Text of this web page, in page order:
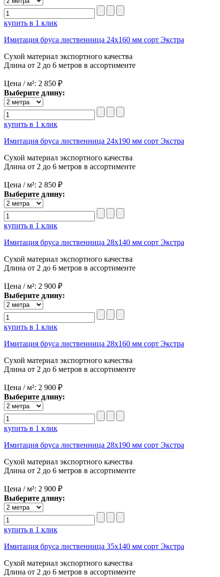
купить в 1 клик
Имитация бруса лиственница 24х160 мм сорт Экстра
Сухой материал экспортного качества
Длина от 2 до 6 метров в ассортименте
Цена / м²: 2 850 ₽
Выберите длину:
купить в 1 клик
Имитация бруса лиственница 24х190 мм сорт Экстра
Сухой материал экспортного качества
Длина от 2 до 6 метров в ассортименте
Цена / м²: 2 850 ₽
Выберите длину:
купить в 1 клик
Имитация бруса лиственница 28х140 мм сорт Экстра
Сухой материал экспортного качества
Длина от 2 до 6 метров в ассортименте
Цена / м²: 2 900 ₽
Выберите длину:
купить в 1 клик
Имитация бруса лиственница 28х160 мм сорт Экстра
Сухой материал экспортного качества
Длина от 2 до 6 метров в ассортименте
Цена / м²: 2 900 ₽
Выберите длину:
купить в 1 клик
Имитация бруса лиственница 28х190 мм сорт Экстра
Сухой материал экспортного качества
Длина от 2 до 6 метров в ассортименте
Цена / м²: 2 900 ₽
Выберите длину:
купить в 1 клик
Имитация бруса лиственница 35х140 мм сорт Экстра
Сухой материал экспортного качества
Длина от 2 до 6 метров в ассортименте